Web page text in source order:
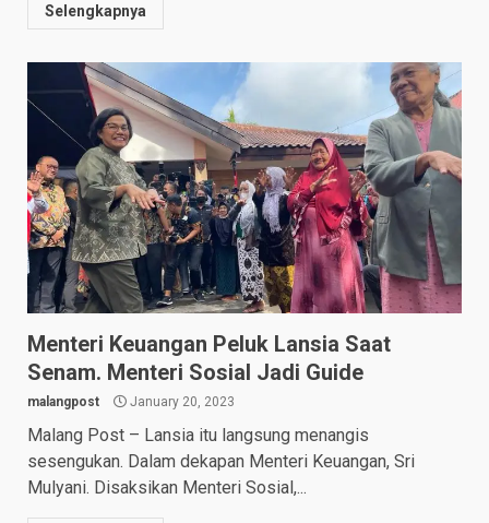
Selengkapnya
Menteri Keuangan Peluk Lansia Saat
Senam. Menteri Sosial Jadi Guide
malangpost January 20, 2023
Malang Post – Lansia itu langsung menangis
sesengukan. Dalam dekapan Menteri Keuangan, Sri
Mulyani. Disaksikan Menteri Sosial,...